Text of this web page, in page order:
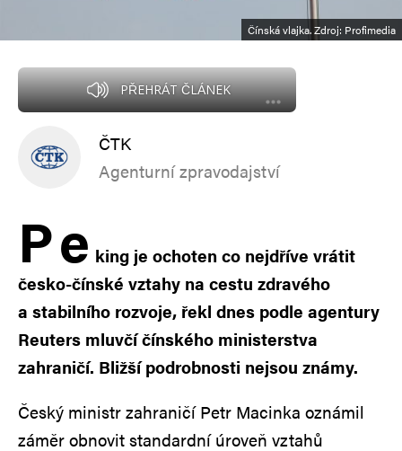
Čínská vlajka. Zdroj: Profimedia
PŘEHRÁT ČLÁNEK
ČTK
Agenturní zpravodajství
Pe king je ochoten co nejdříve vrátit
česko-čínské vztahy na cestu zdravého
a stabilního rozvoje, řekl dnes podle agentury
Reuters mluvčí čínského ministerstva
zahraničí. Bližší podrobnosti nejsou známy.
Český ministr zahraničí Petr Macinka oznámil
záměr obnovit standardní úroveň vztahů